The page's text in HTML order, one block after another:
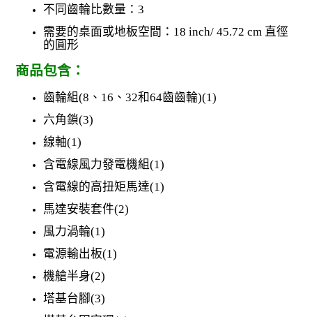
不同齒輪比數量：3
需要的桌面或地板空間：18 inch/ 45.72 cm 直徑
的圓形
商品包含：
齒輪組(8 、 16 、32和64齒齒輪)(1)
六角鎖(3)
線軸(1)
含電線風力發電機組(1)
含電線的高扭矩馬達(1)
馬達安裝套件(2)
風力渦輪(1)
電源輸出板(1)
機艙半身(2)
塔基台腳(3)